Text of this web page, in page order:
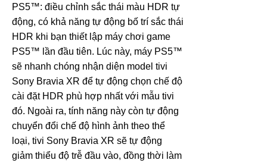
PS5™: điều chỉnh sắc thái màu HDR tự
động, có khả năng tự động bố trí sắc thái
HDR khi bạn thiết lập máy chơi game
PS5™ lần đầu tiên. Lúc này, máy PS5™
sẽ nhanh chóng nhận diện model tivi
Sony Bravia XR để tự động chọn chế độ
cài đặt HDR phù hợp nhất với mẫu tivi
đó. Ngoài ra, tính năng này còn tự động
chuyển đổi chế độ hình ảnh theo thể
loại, tivi Sony Bravia XR sẽ tự động
giảm thiểu độ trễ đầu vào, đồng thời làm